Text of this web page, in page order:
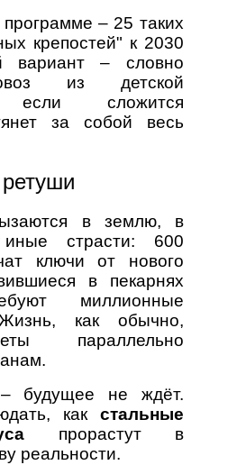
– 25 таких
крепостей" к 2030
вариант – словно
из детской
если сложится
за собой весь
ретуши
в землю, в
страсти: 600
ключи от нового
в пекарнях
миллионные
как обычно,
параллельно
будущее не ждёт.
как стальные
прорастут в
реальности.